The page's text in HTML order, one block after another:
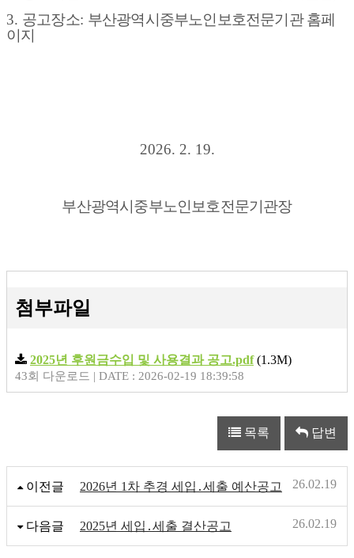
3. 공고장소: 부산광역시중부노인보호전문기관 홈페
이지
2026. 2. 19.
부산광역시중부노인보호전문기관장
첨부파일
2025년 후원금수입 및 사용결과 공고.pdf(1.3M)
43회 다운로드 | DATE : 2026-02-19 18:39:58
목록 답변
이전글 2026년 1차 추경 세입․세출 예산공고 26.02.19
다음글 2025년 세입․세출 결산공고 26.02.19